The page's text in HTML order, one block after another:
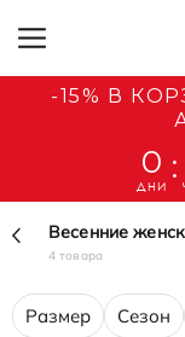
-15% В
0
ДНИ
:
Весенние
4 товара
Размер Сезон